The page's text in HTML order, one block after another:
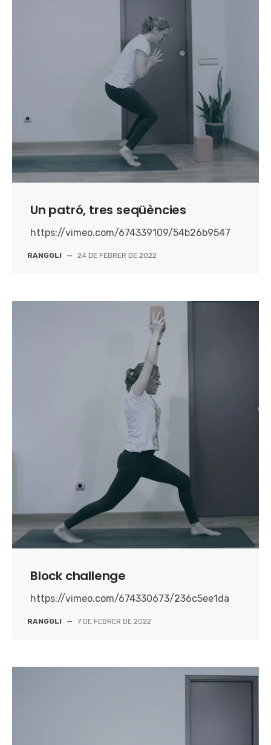
Un patró, tres seqüències
https://vimeo.com/674339109/54b26b9547
RANGOLI — 24 DE FEBRER DE 2022
Block challenge
https://vimeo.com/674330673/236c5ee1da
RANGOLI — 7 DE FEBRER DE 2022